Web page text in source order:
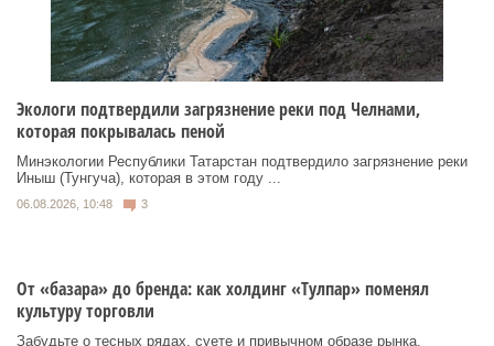
Экологи подтвердили загрязнение реки под Челнами,
которая покрывалась пеной
Минэкологии Республики Татарстан подтвердило загрязнение реки
Иныш (Тунгуча), которая в этом году ...
06.08.2026, 10:48 3
От «базара» до бренда: как холдинг «Тулпар» поменял
культуру торговли
Забудьте о тесных рядах, суете и привычном образе рынка.